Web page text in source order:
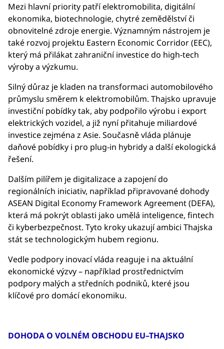
Mezi hlavní priority patří elektromobilita, digitální
ekonomika, biotechnologie, chytré zemědělství či
obnovitelné zdroje energie. Významným nástrojem je
také rozvoj projektu Eastern Economic Corridor (EEC),
který má přilákat zahraniční investice do high-tech
výroby a výzkumu.
Silný důraz je kladen na transformaci automobilového
průmyslu směrem k elektromobilům. Thajsko upravuje
investiční pobídky tak, aby podpořilo výrobu i export
elektrických vozidel, a již nyní přitahuje miliardové
investice zejména z Asie. Současně vláda plánuje
daňové pobídky i pro plug-in hybridy a další ekologická
řešení.
Dalším pilířem je digitalizace a zapojení do
regionálních iniciativ, například připravované dohody
ASEAN Digital Economy Framework Agreement (DEFA),
která má pokrýt oblasti jako umělá inteligence, fintech
či kyberbezpečnost. Tyto kroky ukazují ambici Thajska
stát se technologickým hubem regionu.
Vedle podpory inovací vláda reaguje i na aktuální
ekonomické výzvy – například prostřednictvím
podpory malých a středních podniků, které jsou
klíčové pro domácí ekonomiku.
DOHODA O VOLNÉM OBCHODU EU–THAJSKO